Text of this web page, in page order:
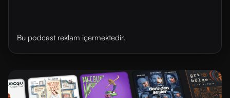
Bu podcast reklam içermektedir.